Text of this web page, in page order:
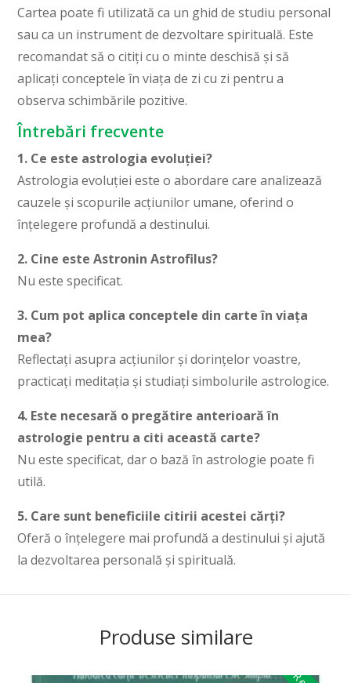
Cartea poate fi utilizată ca un ghid de studiu personal
sau ca un instrument de dezvoltare spirituală. Este
recomandat să o citiți cu o minte deschisă și să
aplicați conceptele în viața de zi cu zi pentru a
observa schimbările pozitive.
Întrebări frecvente
1. Ce este astrologia evoluției?
Astrologia evoluției este o abordare care analizează
cauzele și scopurile acțiunilor umane, oferind o
înțelegere profundă a destinului.
2. Cine este Astronin Astrofilus?
Nu este specificat.
3. Cum pot aplica conceptele din carte în viața
mea?
Reflectați asupra acțiunilor și dorințelor voastre,
practicați meditația și studiați simbolurile astrologice.
4. Este necesară o pregătire anterioară în
astrologie pentru a citi această carte?
Nu este specificat, dar o bază în astrologie poate fi
utilă.
5. Care sunt beneficiile citirii acestei cărți?
Oferă o înțelegere mai profundă a destinului și ajută
la dezvoltarea personală și spirituală.
Produse similare